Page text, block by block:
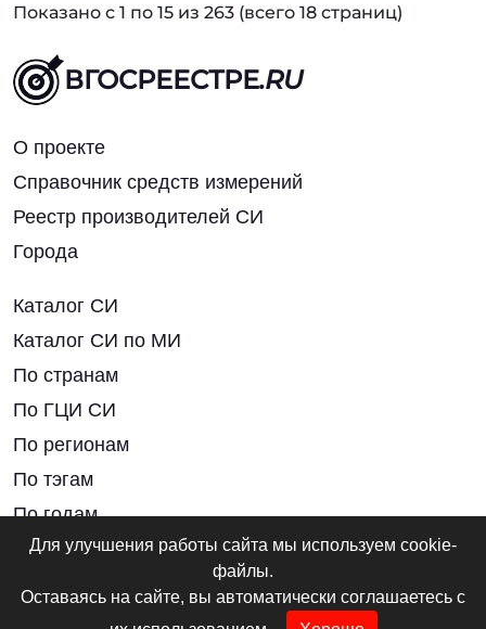
Показано с 1 по 15 из 263 (всего 18 страниц)
ВГОСРЕЕСТРЕ.RU
О проекте
Справочник средств измерений
Реестр производителей СИ
Города
Каталог СИ
Каталог СИ по МИ
По странам
По ГЦИ СИ
По регионам
По тэгам
По годам
Нормативные документы
Новости отрасли
Для улучшения работы сайта мы используем cookie-
файлы.
Оставаясь на сайте, вы автоматически соглашаетесь с